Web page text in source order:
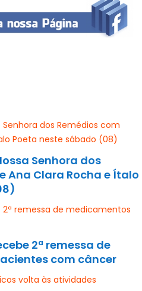
Senhora dos
Ana Clara Rocha e Ítalo
2ª remessa de
com câncer